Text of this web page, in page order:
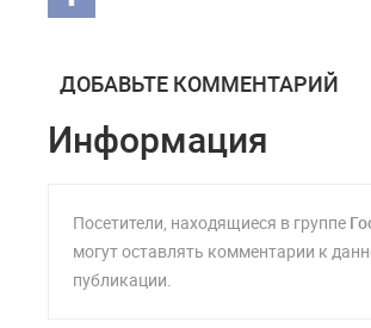
ДОБАВЬТЕ КОММЕНТАРИЙ
Информация
Посетители, находящиеся в группе
могут оставлять комментарии к
публикации.